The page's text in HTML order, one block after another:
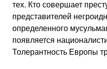
тех. Кто совершает
представителей
определенного
появляется
Толерантность Европы